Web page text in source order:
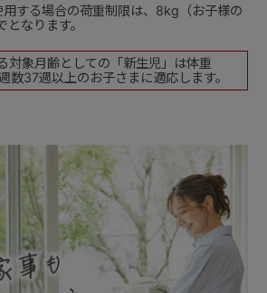
する場合の荷重制限は、8kg（お子様の
なります。
対象月齢としての「新生児」は体重
数37週以上のお子さまに適応します。